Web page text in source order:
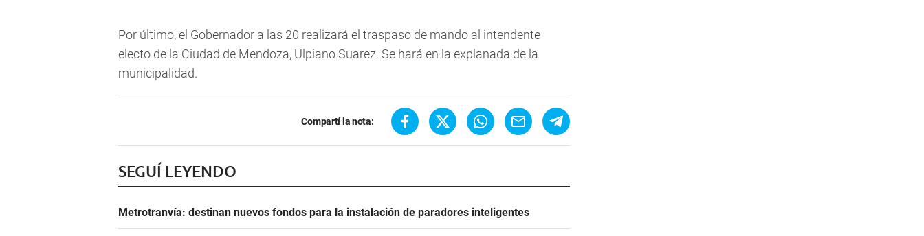
Por último, el Gobernador a las 20 realizará el traspaso de mando al intendente
electo de la Ciudad de Mendoza, Ulpiano Suarez. Se hará en la explanada de la
municipalidad.
Compartí la nota:
SEGUÍ LEYENDO
Metrotranvía: destinan nuevos fondos para la instalación de paradores inteligentes